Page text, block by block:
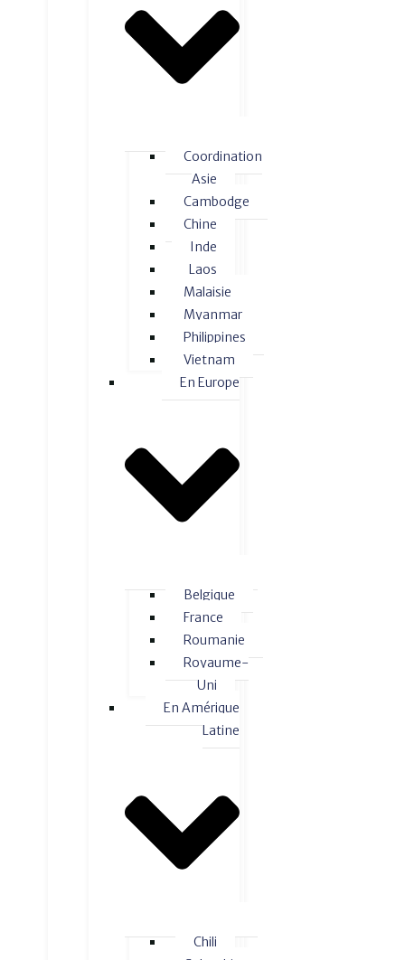
Coordination
Asie
Cambodge
Chine
Inde
Laos
Malaisie
Myanmar
Philippines
Vietnam
En Europe
Belgique
France
Roumanie
Royaume-
Uni
En Amérique
Latine
Chili